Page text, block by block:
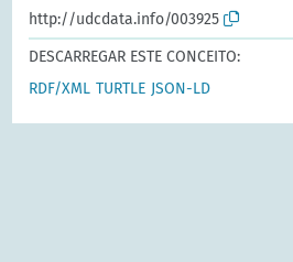
http://udcdata.info/003925
DESCARREGAR ESTE CONCEITO:
RDF/XML TURTLE JSON-LD